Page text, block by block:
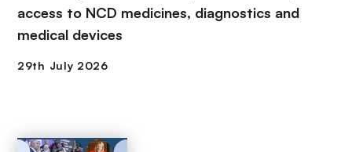
access to NCD medicines, diagnostics and
medical devices